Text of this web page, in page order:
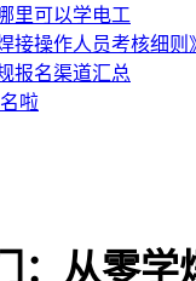
里可以学电工
接操作人员考核细则
报名渠道汇总
啦
：从零学